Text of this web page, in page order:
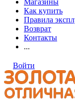
Магазины
Как купить
Правила
Возврат
Контакты
...
Войти